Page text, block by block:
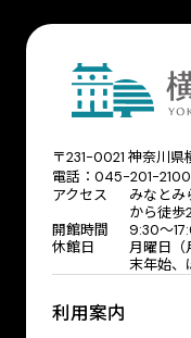
〒231-0021 神奈川
電話：045-201-
アクセス
みなとみ
から徒歩
開館時間
9:30〜
休館日
月曜日（
末年始、
利用案内